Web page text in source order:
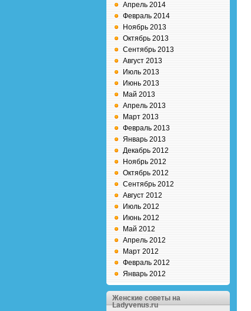
Апрель 2014
Февраль 2014
Ноябрь 2013
Октябрь 2013
Сентябрь 2013
Август 2013
Июль 2013
Июнь 2013
Май 2013
Апрель 2013
Март 2013
Февраль 2013
Январь 2013
Декабрь 2012
Ноябрь 2012
Октябрь 2012
Сентябрь 2012
Август 2012
Июль 2012
Июнь 2012
Май 2012
Апрель 2012
Март 2012
Февраль 2012
Январь 2012
Женские советы на
Ladyvenus.ru